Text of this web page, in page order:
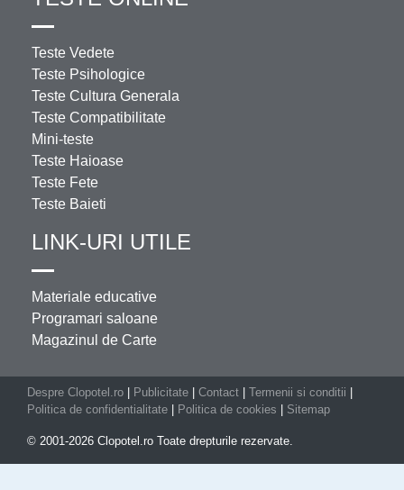
Teste Vedete
Teste Psihologice
Teste Cultura Generala
Teste Compatibilitate
Mini-teste
Teste Haioase
Teste Fete
Teste Baieti
LINK-URI UTILE
Materiale educative
Programari saloane
Magazinul de Carte
Despre Clopotel.ro Publicitate Contact Termenii si conditii
Politica de confidentialitate
Politica de cookies Sitemap
© 2001-2026 Clopotel.ro Toate drepturile rezervate.